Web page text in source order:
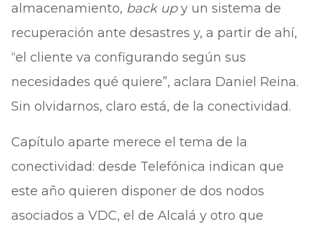
almacenamiento, back upy un sistema de
recuperación ante desastres y, a partir de ahí,
“el cliente va configurando según sus
necesidades qué quiere”, aclara Daniel Reina.
Sin olvidarnos, claro está, de la conectividad.
Capítulo aparte merece el tema de la
conectividad: desde Telefónica indican que
este año quieren disponer de dos nodos
asociados a VDC, el de Alcalá y otro que